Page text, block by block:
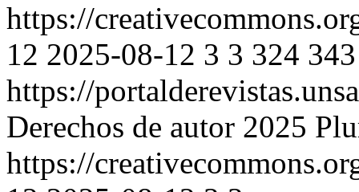
https://
12 2025-08-12 3 3 324 343
https://
Derechos de autor 2025
https://